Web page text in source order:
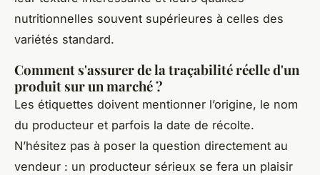
nutritionnelles souvent supérieures à celles des
variétés standard.
Comment s'assurer de la traçabilité réelle d'un
produit sur un marché ?
Les étiquettes doivent mentionner l’origine, le nom
du producteur et parfois la date de récolte.
N’hésitez pas à poser la question directement au
vendeur : un producteur sérieux se fera un plaisir